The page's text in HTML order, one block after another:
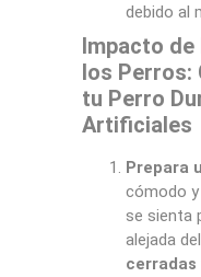
debido al
Impacto
los Perros:
tu Perro
Artificiales
Prepara
cómodo
se sienta
alejada
cerradas